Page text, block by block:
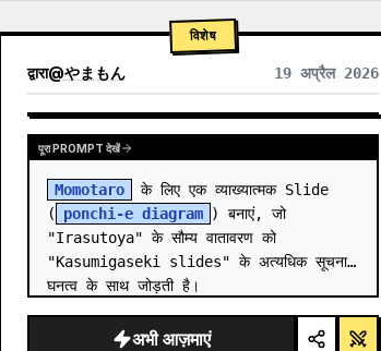
विशेष
द्वारा@やまもん 19 अप्रैल 2026
अन्य मॉडल के परिणाम देखें
पूरा PROMPT देखें
Momotaro
के लिए एक व्याख्यात्मक Slide
(
ponchi-e diagram ) बनाएं, जो
"Irasutoya" के सौम्य वातावरण को
"Kasumigaseki slides" के अत्यधिक सूचना
घनत्व के साथ जोड़ती है।
अभी आज़माएं